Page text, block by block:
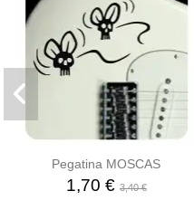
Pegatina MOSCAS
1,70 € 3,40 €